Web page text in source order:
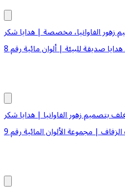
زهور الفاوانيا، مخصصة | هدايا شكر
صديقة للبيئة | ألوان مائية رقم 8
بتصميم زهور الفاوانيا | هدايا شكر
| مجموعة الألوان المائية رقم 9